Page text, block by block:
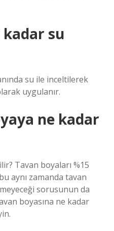
su
su ile inceltilerek
uygulanır.
ne kadar
Tavan boyaları %15
aynı zamanda tavan
sorusunun da
boyasına ne kadar